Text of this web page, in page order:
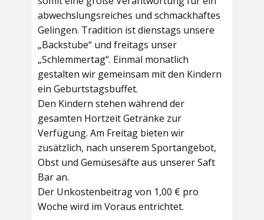
abwechslungsreiches und schmackhaftes
Gelingen. Tradition ist dienstags unsere
„Backstube“ und freitags unser
„Schlemmertag“. Einmal monatlich
gestalten wir gemeinsam mit den Kindern
ein Geburtstagsbuffet.
Den Kindern stehen während der
gesamten Hortzeit Getränke zur
Verfügung. Am Freitag bieten wir
zusätzlich, nach unserem Sportangebot,
Obst und Gemüsesäfte aus unserer Saft
Bar an.
Der Unkostenbeitrag von 1,00 € pro
Woche wird im Voraus entrichtet.